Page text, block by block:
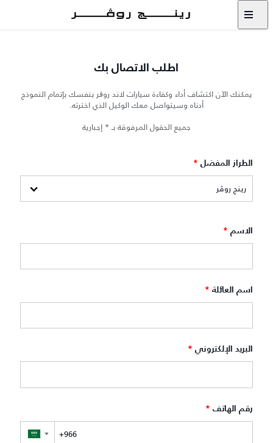
اطلب الاتصال بك
يمكنك الآن اكتشاف أداء وكفاءة سيارات لاند روڨر بنفسك بإتمام النموذج
أدناه وسيتواصل معك الوكيل الذي اخترته.
جميع الحقول المرفوقة بـ * إجبارية
الطراز المفضل *
الاسم *
اسم العائلة *
البريد الإلكتروني *
رقم الهاتف *
▼